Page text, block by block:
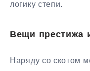
логику степи.
Вещи престижа
Наряду со скотом